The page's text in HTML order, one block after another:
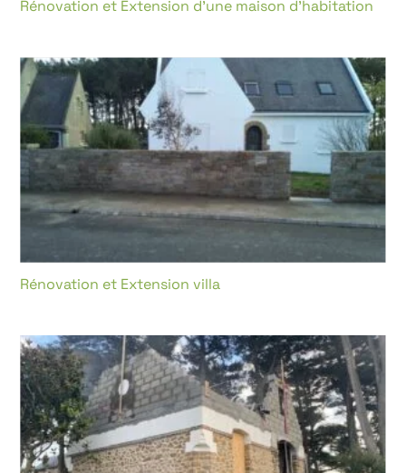
Rénovation et Extension d’une maison d’habitation
Rénovation et Extension villa